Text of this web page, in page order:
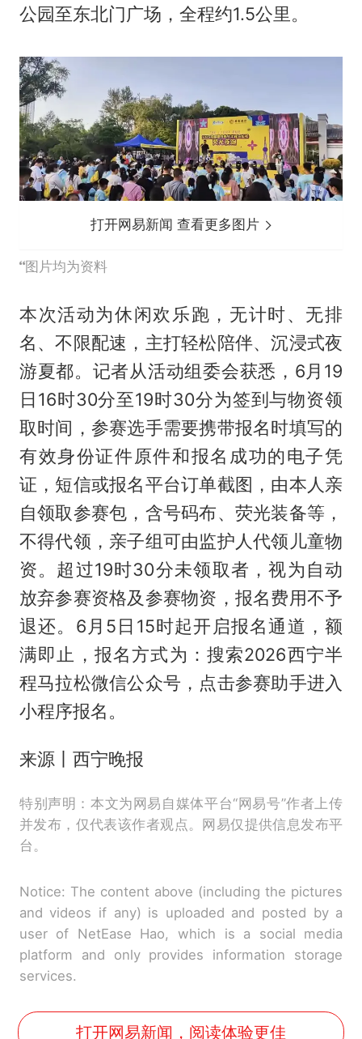
公园至东北门广场，全程约1.5公里。
打开网易新闻 查看更多图片
图片均为资料
本次活动为休闲欢乐跑，无计时、无排
名、不限配速，主打轻松陪伴、沉浸式夜
游夏都。记者从活动组委会获悉，6月19
日16时30分至19时30分为签到与物资领
取时间，参赛选手需要携带报名时填写的
有效身份证件原件和报名成功的电子凭
证，短信或报名平台订单截图，由本人亲
自领取参赛包，含号码布、荧光装备等，
不得代领，亲子组可由监护人代领儿童物
资。超过19时30分未领取者，视为自动
放弃参赛资格及参赛物资，报名费用不予
退还。6月5日15时起开启报名通道，额
满即止，报名方式为：搜索2026西宁半
程马拉松微信公众号，点击参赛助手进入
小程序报名。
来源丨西宁晚报
特别声明：本文为网易自媒体平台“网易号”作者上传
并发布，仅代表该作者观点。网易仅提供信息发布平
台。
Notice: The content above (including the pictures
and videos if any) is uploaded and posted by a
user of NetEase Hao, which is a social media
platform and only provides information storage
services.
打开网易新闻，阅读体验更佳